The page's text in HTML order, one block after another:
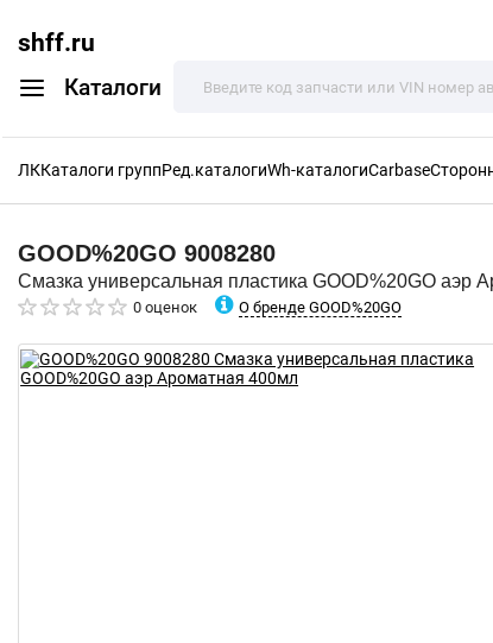
shff.ru
Каталоги
ЛККаталоги группРед.каталогиWh-каталогиCarbase
GOOD%20GO 9008280
Смазка универсальная пластика GOOD%20GO аэр
0 оценок О бренде GOOD%20GO